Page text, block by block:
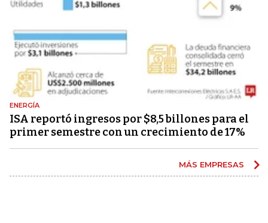
ENERGÍA
ISA reportó ingresos por $8,5 billones para el
primer semestre con un crecimiento de 17%
MÁS EMPRESAS